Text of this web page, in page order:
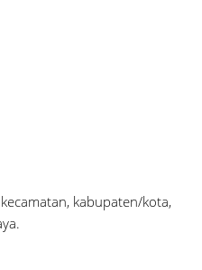
kabupaten/kota,